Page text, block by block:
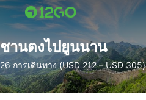
ชานตงไปยูนนาน
26 การเดินทาง (USD 212 – USD 305)